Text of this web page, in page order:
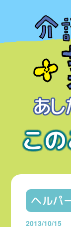
こ
ヘルパ
2013/10/15